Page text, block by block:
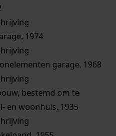
1974
garage, 1968
bestemd om te
en woonhuis, 1935